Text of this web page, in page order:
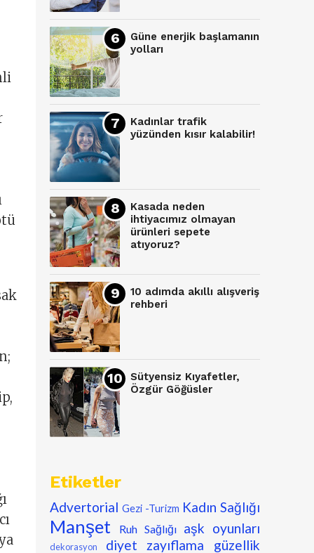
Güne enerjik başlamanın
yolları
Kadınlar trafik
yüzünden kısır kalabilir!
Kasada neden
ihtiyacımız olmayan
ürünleri sepete
atıyoruz?
10 adımda akıllı alışveriş
rehberi
Sütyensiz Kıyafetler,
Özgür Göğüsler
Etiketler
Advertorial Gezi -Turizm Kadın Sağlığı
Manşet Ruh Sağlığı aşk oyunları
dekorasyon diyet zayıflama
güzellik